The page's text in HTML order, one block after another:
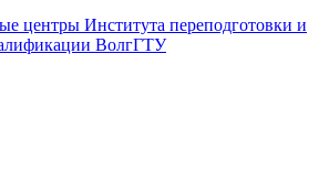
центры Института переподготовки и
ВолгГТУ